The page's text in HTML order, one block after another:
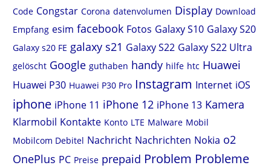
Code Congstar Corona datenvolumen Display Download
Empfang esim facebook Fotos Galaxy S10 Galaxy S20
Galaxy s20 FE galaxy s21 Galaxy S22 Galaxy S22 Ultra
gelöscht Google guthaben handy hilfe htc Huawei
Huawei P30 Huawei P30 Pro Instagram Internet iOS
iphone iPhone 11 iPhone 12 iPhone 13 Kamera
Klarmobil Kontakte Konto LTE Malware Mobil
Mobilcom Debitel Nachricht Nachrichten Nokia o2
OnePlus PC Preise prepaid Problem Probleme